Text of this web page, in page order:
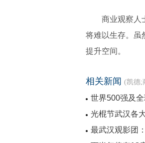
商业观察人
将难以生存。虽
提升空间。
相关新闻 (凯德;
世界500强及
光棍节武汉各
最武汉观影团